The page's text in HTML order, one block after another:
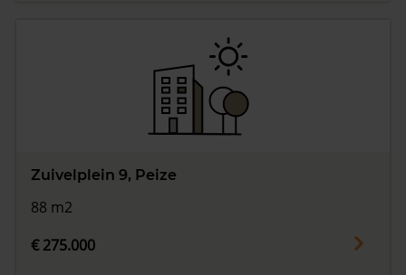
Zuivelplein 9, Peize
88 m2
€ 275.000